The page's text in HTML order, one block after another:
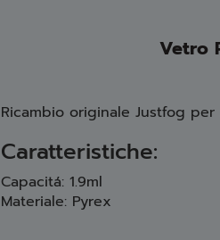
Vetro
Ricambio originale Justfog per
Caratteristiche:
Capacitá: 1.9ml
Materiale: Pyrex